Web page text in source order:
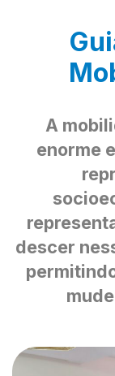
A
enorme
descer